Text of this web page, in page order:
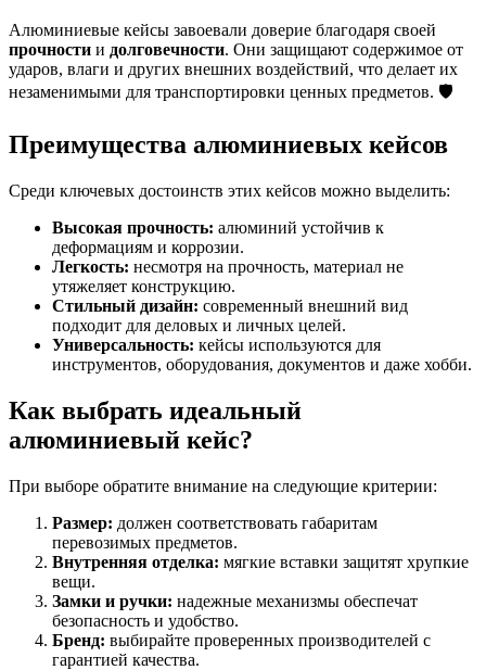
Алюминиевые кейсы завоевали доверие благодаря своей
прочности и долговечности. Они защищают содержимое от
ударов, влаги и других внешних воздействий, что делает их
незаменимыми для транспортировки ценных предметов. 🛡️
Преимущества алюминиевых кейсов
Среди ключевых достоинств этих кейсов можно выделить:
Высокая прочность: алюминий устойчив к
деформациям и коррозии.
Легкость: несмотря на прочность, материал не
утяжеляет конструкцию.
Стильный дизайн: современный внешний вид
подходит для деловых и личных целей.
Универсальность: кейсы используются для
инструментов, оборудования, документов и даже хобби.
Как выбрать идеальный
алюминиевый кейс?
При выборе обратите внимание на следующие критерии:
Размер: должен соответствовать габаритам
перевозимых предметов.
Внутренняя отделка: мягкие вставки защитят хрупкие
вещи.
Замки и ручки: надежные механизмы обеспечат
безопасность и удобство.
Бренд: выбирайте проверенных производителей с
гарантией качества.